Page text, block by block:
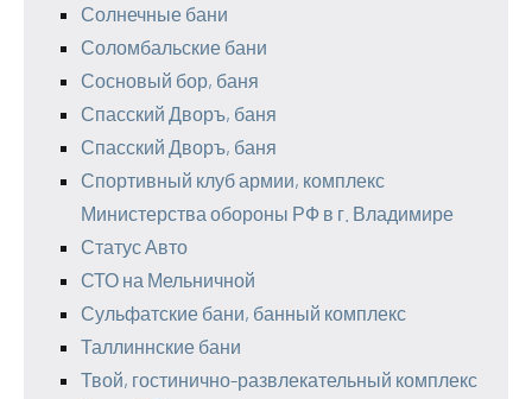
Солнечные бани
Соломбальские бани
Сосновый бор, баня
Спасский Дворъ, баня
Спасский Дворъ, баня
Спортивный клуб армии, комплекс
Министерства обороны РФ в г. Владимире
Статус Авто
СТО на Мельничной
Сульфатские бани, банный комплекс
Таллиннские бани
Твой, гостинично-развлекательный комплекс